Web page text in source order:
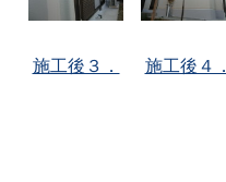
施工後３． 施工後４．